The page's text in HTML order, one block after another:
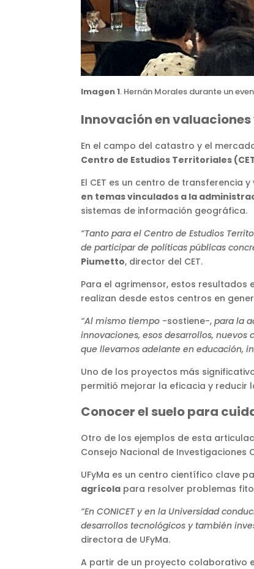
Imagen 1. Hernán Morales durante un
Innovación en
En el campo del catastro y el
Centro de Estudios Territoriales
El CET es un centro de transferencia
en temas vinculados a la
sistemas de información geográfica.
“Tanto para el Centro de Estudios
de participar de políticas públicas
Piumetto, director del CET.
Para el agrimensor, estos resultados
realizan desde estos centros en
“Al mismo tiempo -sostiene-, para la
innovaciones, esos desarrollos,
que llevamos adelante en educación,
Uno de los proyectos más
permitió mejorar la eficacia y reducir
Conocer el suelo para
Otro de los ejemplos de esta
Consejo Nacional de Investigaciones
UFyMa es un centro científico clave
agrícola para resolver problemas
“En CONICET y en la Universidad
desarrollos tecnológicos y también
directora de UFyMa.
A partir de un proyecto colaborativo